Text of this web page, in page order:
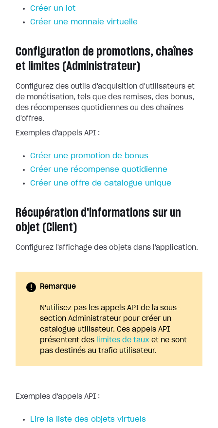
Créer un lot
Créer une monnaie virtuelle
Configuration de promotions, chaînes
et limites (Administrateur)
Configurez des outils d'acquisition d'utilisateurs et
de monétisation, tels que des remises, des bonus,
des récompenses quotidiennes ou des chaînes
d'offres.
Exemples d'appels API :
Créer une promotion de bonus
Créer une récompense quotidienne
Créer une offre de catalogue unique
Récupération d'informations sur un
objet (Client)
Configurez l'affichage des objets dans l'application.
Remarque
N'utilisez pas les appels API de la sous-
section Administrateur pour créer un
catalogue utilisateur. Ces appels API
présentent des
limites de taux et ne sont
pas destinés au trafic utilisateur.
Exemples d'appels API :
Lire la liste des objets virtuels